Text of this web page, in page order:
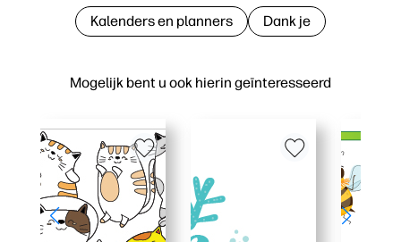
Mogelijk bent u ook hierin geïnteresseerd
Kalenders en planners Dank je